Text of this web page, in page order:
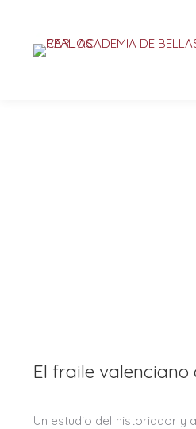
El fraile
Un estudio del historiador y